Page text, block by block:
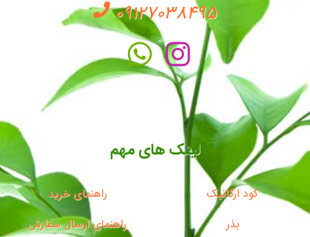
09127038495
لینک های مهم
کود ارگانیک
بذر
راهنمای خرید
راهنمای ارسال سفارش